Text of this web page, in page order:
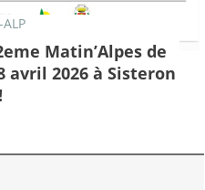
ALP
Matin’Alpes de
avril 2026 à Sisteron
!